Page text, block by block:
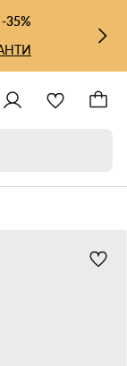
35%